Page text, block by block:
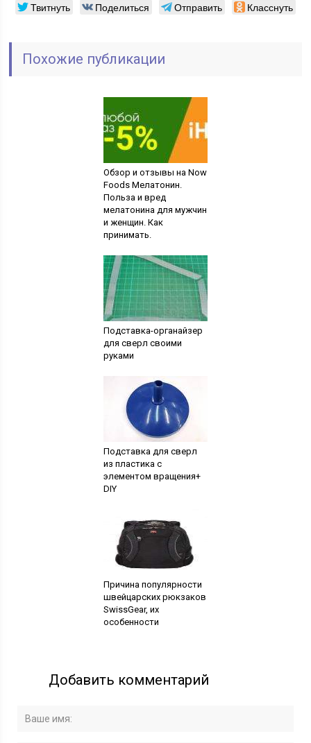
Твитнуть Поделиться Отправить Класснуть
Похожие публикации
Обзор и отзывы на Now
Foods Мелатонин.
Польза и вред
мелатонина для мужчин
и женщин. Как
принимать.
Подставка-органайзер
для сверл своими
руками
Подставка для сверл
из пластика с
элементом вращения+
DIY
Причина популярности
швейцарских рюкзаков
SwissGear, их
особенности
Добавить комментарий